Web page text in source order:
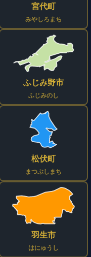
宮代町
みやしろまち
ふじみ野市
ふじみのし
松伏町
まつぶしまち
羽生市
はにゅうし